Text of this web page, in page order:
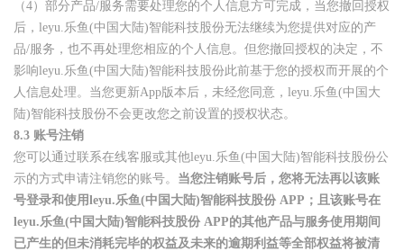
（4）部分产品/服务需要处理您的个人信息方可完成，当您撤回授权
后，leyu.乐鱼(中国大陆)智能科技股份无法继续为您提供对应的产
品/服务，也不再处理您相应的个人信息。但您撤回授权的决定，不
影响leyu.乐鱼(中国大陆)智能科技股份此前基于您的授权而开展的个
人信息处理。当您更新App版本后，未经您同意，leyu.乐鱼(中国大
陆)智能科技股份不会更改您之前设置的授权状态。
8.3 账号注销
您可以通过联系在线客服或其他leyu.乐鱼(中国大陆)智能科技股份公
示的方式申请注销您的账号。 当您注销账号后，您将无法再以该账
号登录和使用leyu.乐鱼(中国大陆)智能科技股份 APP；且该账号在
leyu.乐鱼(中国大陆)智能科技股份 APP的其他产品与服务使用期间
已产生的但未消耗完毕的权益及未来的逾期利益等全部权益将被清